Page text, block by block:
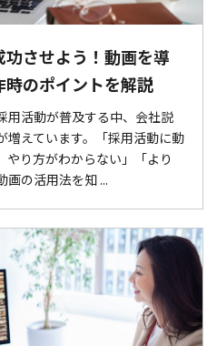
させよう！動画を導
のポイントを解説
用活動が普及する中、会社説
増えています。「採用活動に動
やり方がわからない」「より
画の活用法を知 ...